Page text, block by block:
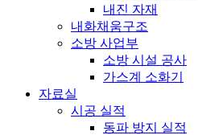
내진 자재
내화채움구조
소방 사업부
소방 시설 공사
가스계 소화기
자료실
시공 실적
동파 방지 실적